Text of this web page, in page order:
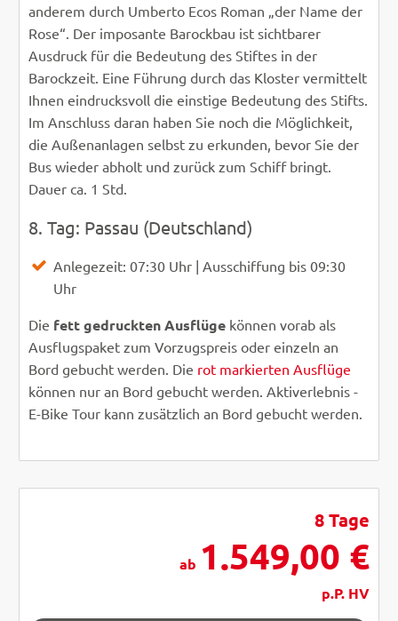
anderem durch Umberto Ecos Roman „der Name der
Rose“. Der imposante Barockbau ist sichtbarer
Ausdruck für die Bedeutung des Stiftes in der
Barockzeit. Eine Führung durch das Kloster vermittelt
Ihnen eindrucksvoll die einstige Bedeutung des Stifts.
Im Anschluss daran haben Sie noch die Möglichkeit,
die Außenanlagen selbst zu erkunden, bevor Sie der
Bus wieder abholt und zurück zum Schiff bringt.
Dauer ca. 1 Std.
8. Tag: Passau (Deutschland)
Anlegezeit: 07:30 Uhr | Ausschiffung bis 09:30
Uhr
Die fett gedruckten Ausflüge können vorab als
Ausflugspaket zum Vorzugspreis oder einzeln an
Bord gebucht werden. Die rot markierten Ausflüge
können nur an Bord gebucht werden. Aktiverlebnis -
E-Bike Tour kann zusätzlich an Bord gebucht werden.
8 Tage
ab 1.549,00 €
p.P. HV